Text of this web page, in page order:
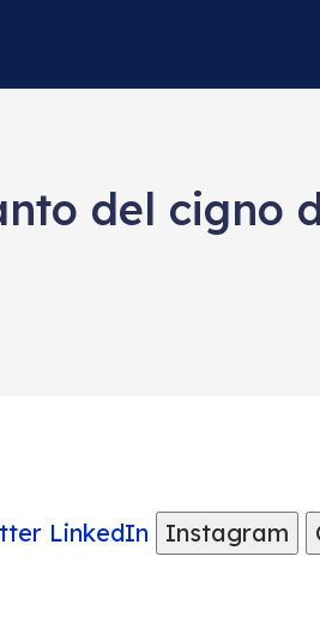
del cigno
LinkedIn Instagram